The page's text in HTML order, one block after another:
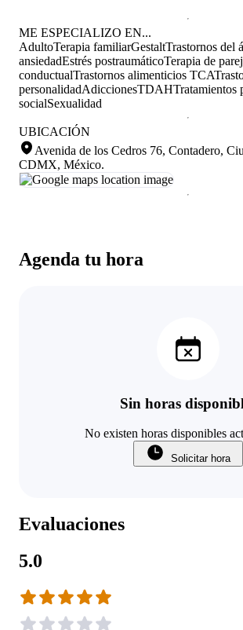
Agenda tu hora
Sin horas
No existen horas disponibles
Solicitar hora
Evaluaciones
5.0
ME ESPECIALIZO EN...
AdultoTerapia familiarGestaltTrastornos del
ansiedadEstrés postraumáticoTerapia de
conductualTrastornos alimenticios TCA
personalidadAdiccionesTDAHTratamientos
socialSexualidad
UBICACIÓN
Avenida de los Cedros 76, Contadero,
CDMX, México.